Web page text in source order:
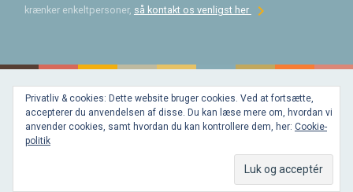
krænker enkeltpersoner, så kontakt os venligst herchevron_right
Bygget med
WordPressog
favoriteaf
Privatliv & cookies: Dette website bruger cookies. Ved at fortsætte,
accepterer du anvendelsen af disse. Du kan læse mere om, hvordan vi
anvender cookies, samt hvordan du kan kontrollere dem, her: Cookie-
politik